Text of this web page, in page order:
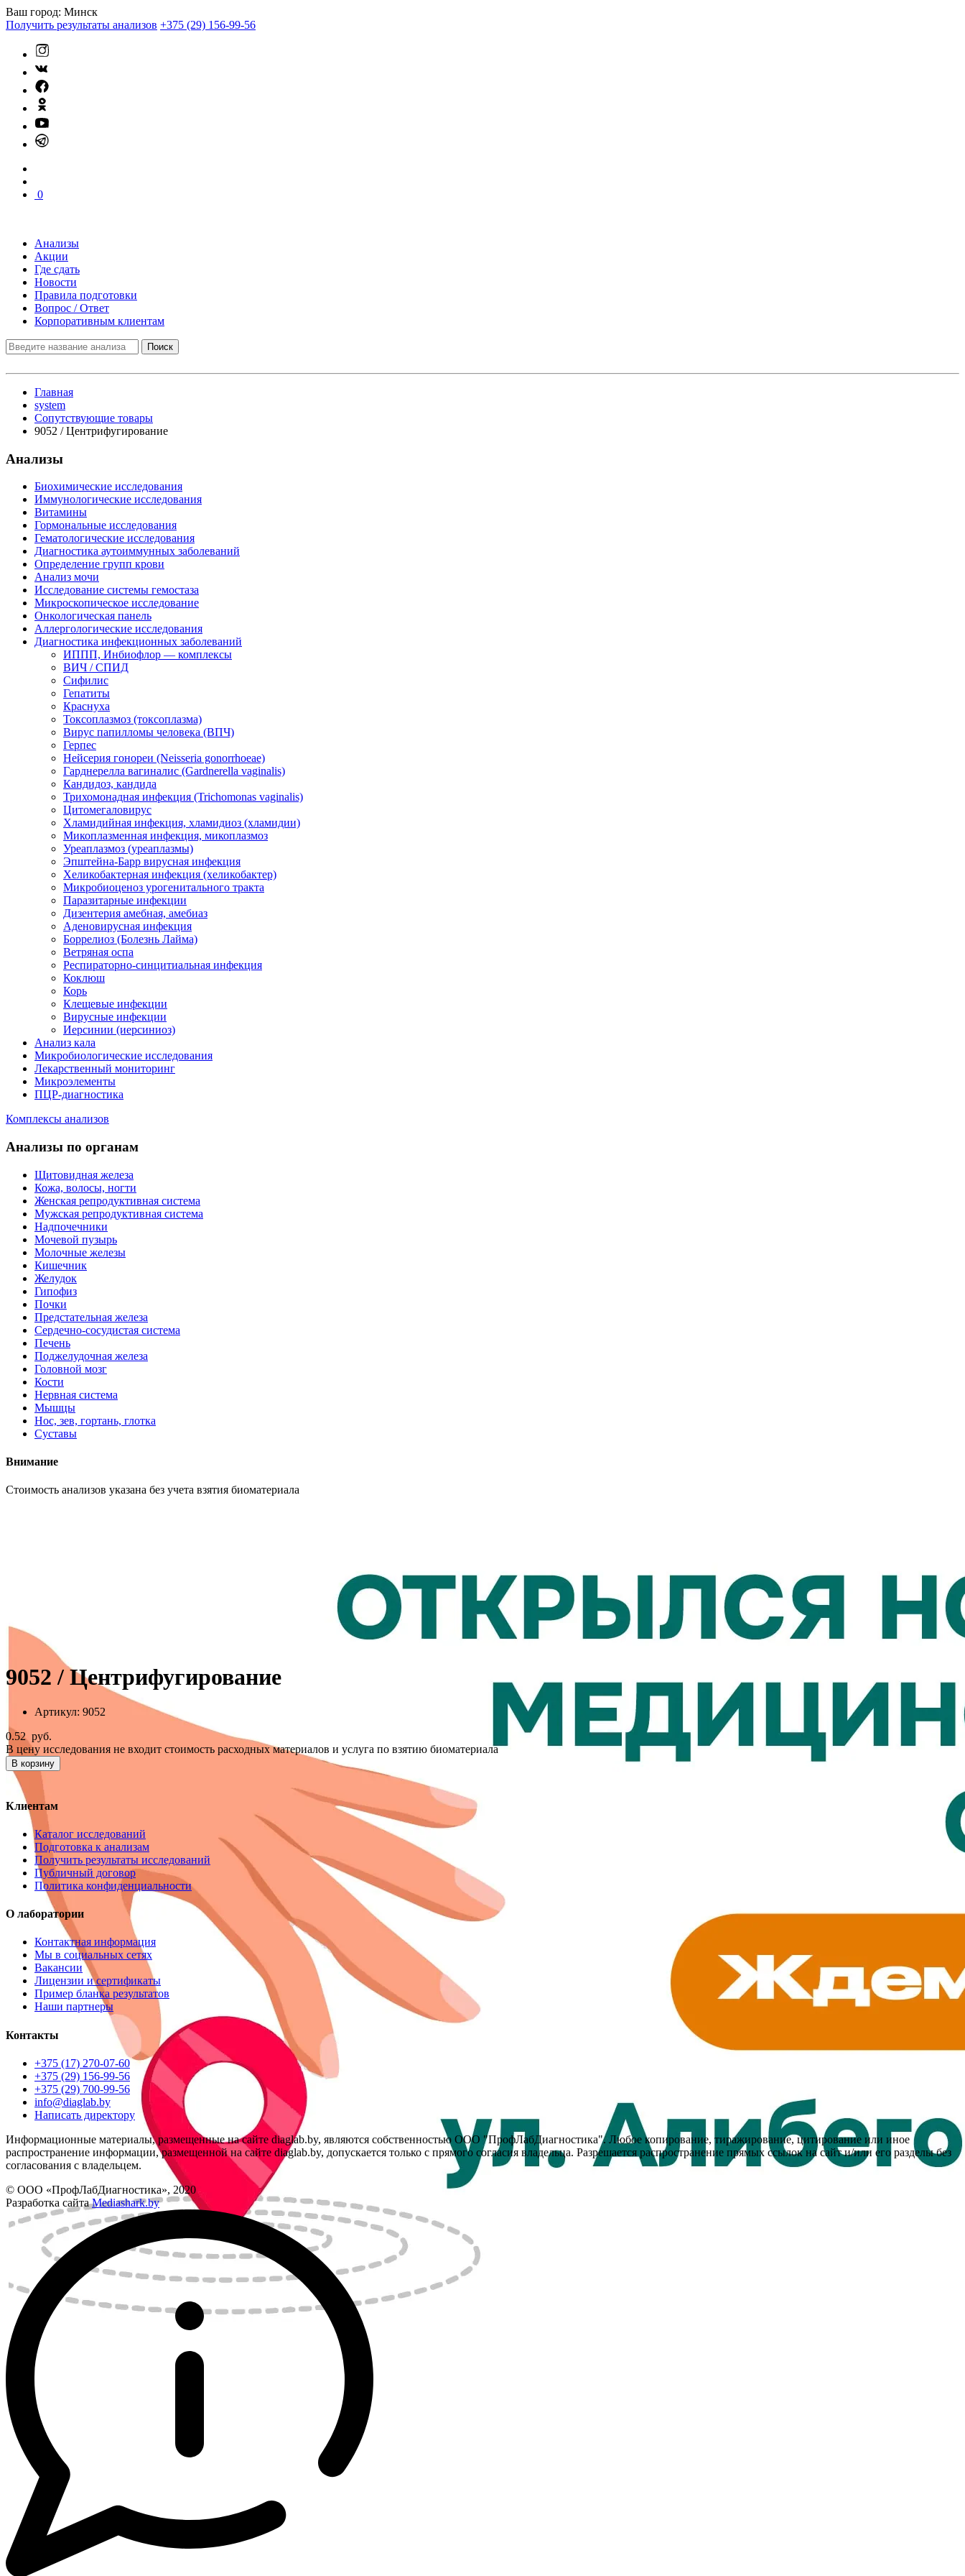
Ваш город: Минск
Получить результаты анализов +375 (29) 156-99-56
0
Анализы
Акции
Где сдать
Новости
Правила подготовки
Вопрос / Ответ
Корпоративным клиентам
Поиск
Главная
system
Сопутствующие товары
9052 / Центрифугирование
Анализы
Биохимические исследования
Иммунологические исследования
Витамины
Гормональные исследования
Гематологические исследования
Диагностика аутоиммунных заболеваний
Определение групп крови
Анализ мочи
Исследование системы гемостаза
Микроскопическое исследование
Онкологическая панель
Аллергологические исследования
Диагностика инфекционных заболеваний
ИППП, Инбиофлор — комплексы
ВИЧ / СПИД
Сифилис
Гепатиты
Краснуха
Токсоплазмоз (токсоплазма)
Вирус папилломы человека (ВПЧ)
Герпес
Нейсерия гонореи (Neisseria gonorrhoeae)
Гарднерелла вагиналис (Gardnerella vaginalis)
Кандидоз, кандида
Трихомонадная инфекция (Trichomonas vaginalis)
Цитомегаловирус
Хламидийная инфекция, хламидиоз (хламидии)
Микоплазменная инфекция, микоплазмоз
Уреаплазмоз (уреаплазмы)
Эпштейна-Барр вирусная инфекция
Хеликобактерная инфекция (хеликобактер)
Микробиоценоз урогенитального тракта
Паразитарные инфекции
Дизентерия амебная, амебиаз
Аденовирусная инфекция
Боррелиоз (Болезнь Лайма)
Ветряная оспа
Респираторно-синцитиальная инфекция
Коклюш
Корь
Клещевые инфекции
Вирусные инфекции
Иерсинии (иерсиниоз)
Анализ кала
Микробиологические исследования
Лекарственный мониторинг
Микроэлементы
ПЦР-диагностика
Комплексы анализов
Анализы по органам
Щитовидная железа
Кожа, волосы, ногти
Женская репродуктивная система
Мужская репродуктивная система
Надпочечники
Мочевой пузырь
Молочные железы
Кишечник
Желудок
Гипофиз
Почки
Предстательная железа
Сердечно-сосудистая система
Печень
Поджелудочная железа
Головной мозг
Кости
Нервная система
Мышцы
Нос, зев, гортань, глотка
Суставы
Внимание
Cтоимость анализов указана без учета взятия биоматериала
9052 / Центрифугирование
Артикул: 9052
0.52 руб.
В цену исследования не входит стоимость расходных материалов и услуга по взятию биоматериала
В корзину
Клиентам
Каталог исследований
Подготовка к анализам
Получить результаты исследований
Публичный договор
Политика конфиденциальности
О лаборатории
Контактная информация
Мы в социальных сетях
Вакансии
Лицензии и сертификаты
Пример бланка результатов
Наши партнеры
Контакты
+375 (17) 270-07-60
+375 (29) 156-99-56
+375 (29) 700-99-56
info@diaglab.by
Написать директору
Информационные материалы, размещенные на сайте diaglab.by, являются собственностью ООО "ПрофЛабДиагностика". Любое копирование, тиражирование, цитирование или иное
распространение информации, размещенной на сайте diaglab.by, допускается только с прямого согласия владельца. Разрешается распространение прямых ссылок на сайт и/или его разделы без
согласования с владельцем.
© ООО «ПрофЛабДиагностика», 2020
Разработка сайтаMediashark.by